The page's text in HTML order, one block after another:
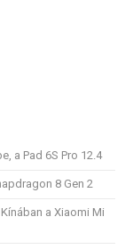
a Pad 6S Pro 12.4
8 Gen 2
a Xiaomi Mi